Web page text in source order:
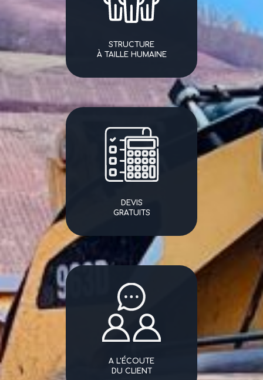
STRUCTURE
À TAILLE HUMAINE
DEVIS
GRATUITS
A L'ÉCOUTE
DU CLIENT